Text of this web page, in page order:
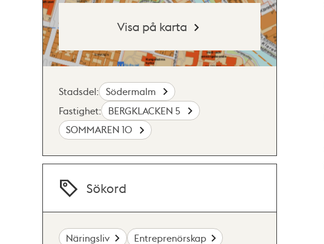
Visa på karta
Stadsdel:
Södermalm
Fastighet:
BERGKLACKEN 5
SOMMAREN 10
Sökord
Näringsliv
Entreprenörskap